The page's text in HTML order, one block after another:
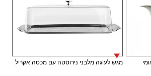
מגש לעוגה מלבני נירוסטה עם מכסה אקריל